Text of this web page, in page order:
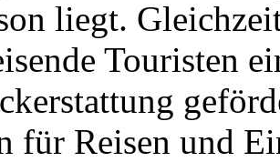
liegt.
Touristen
für Reisen und